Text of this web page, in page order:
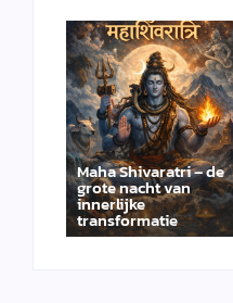
Maha Shivaratri – de
grote nacht van
innerlijke
transformatie